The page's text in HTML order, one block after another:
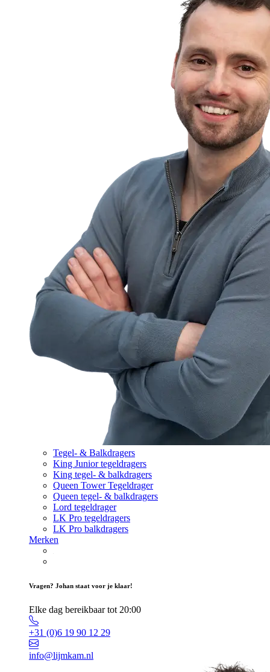
Tegel- & Balkdragers
King Junior tegeldragers
King tegel- & balkdragers
Queen Tower Tegeldrager
Queen tegel- & balkdragers
Lord tegeldrager
LK Pro tegeldragers
LK Pro balkdragers
Merken
Vragen? Johan staat voor je klaar!
Elke dag bereikbaar tot 20:00
+31 (0)6 19 90 12 29
info@lijmkam.nl